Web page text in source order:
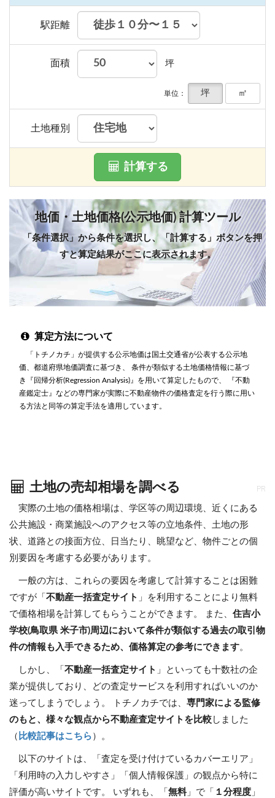
駅距離
面積 坪
単位： 坪 ㎡
土地種別
計算する
地価・土地価格(公示地価) 計算ツール
「条件選択」から条件を選択し、「計算する」ボタンを押
すと算定結果がここに表示されます。
算定方法について
「トチノカチ」が提供する公示地価は国土交通省が公表する公示地
価、都道府県地価調査に基づき、 条件が類似する土地価格情報に基づ
き『回帰分析(Regression Analysis)』を用いて算定したもので、 『不動
産鑑定士』などの専門家が実際に不動産物件の価格査定を行う際に用い
る方法と同等の算定手法を適用しています。
土地の売却相場を調べる PR
実際の土地の価格相場は、学区等の周辺環境、近くにある
公共施設・商業施設へのアクセス等の立地条件、土地の形
状、道路との接面方位、日当たり、眺望など、物件ごとの個
別要因を考慮する必要があります。
一般の方は、これらの要因を考慮して計算することは困難
ですが「 不動産一括査定サイト 」を利用することにより無料
で価格相場を計算してもらうことができます。 また、 住吉小
学校(鳥取県 米子市)周辺において条件が類似する過去の取引物
件の情報も入手できるため、価格算定の参考にできます。
しかし、「 不動産一括査定サイト 」といっても十数社の企
業が提供しており、どの査定サービスを利用すればいいのか
迷ってしまうでしょう。 トチノカチでは、 専門家による監修
のもと、様々な観点から不動産査定サイトを比較 しました
（ 比較記事はこちら ）。
以下のサイトは、「査定を受け付けているカバーエリア」
「利用時の入力しやすさ」「個人情報保護」の観点から特に
評価が高いサイトです。 いずれも、「 無料」で「 １分程度 」